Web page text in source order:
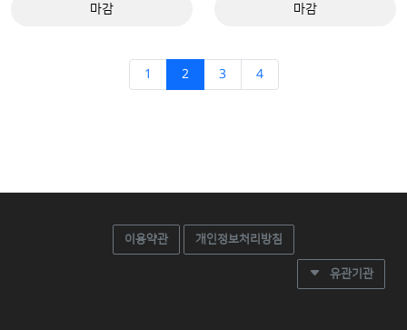
마감 마감
1 2 3 4
이용약관 개인정보처리방침
유관기관